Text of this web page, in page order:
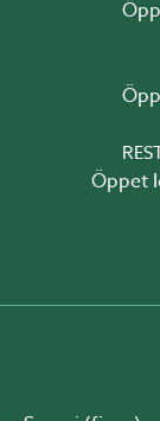
Öppet Idag 10:00 -